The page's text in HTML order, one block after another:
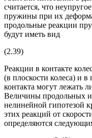
считается, что
пружины при их
продольные реакции
будут иметь вид
(2.39)
Реакции в контакте
(в плоскости колеса) и
контакта могут лежать
Величины продольных
нелинейной гипотезой
этих реакций от
определяются